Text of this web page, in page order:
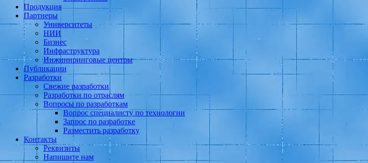
Продукция
Партнеры
Университеты
НИИ
Бизнес
Инфраструктура
Инжиниринговые центры
Публикации
Разработки
Свежие разработки
Разработки по отраслям
Вопросы по разработкам
Вопрос специалисту по технологии
Запрос по разработке
Разместить разработку
Контакты
Реквизиты
Напишите нам